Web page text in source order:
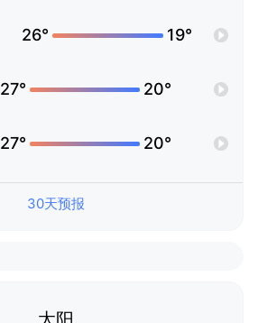
26° 19°
27° 20°
27° 20°
30天预报